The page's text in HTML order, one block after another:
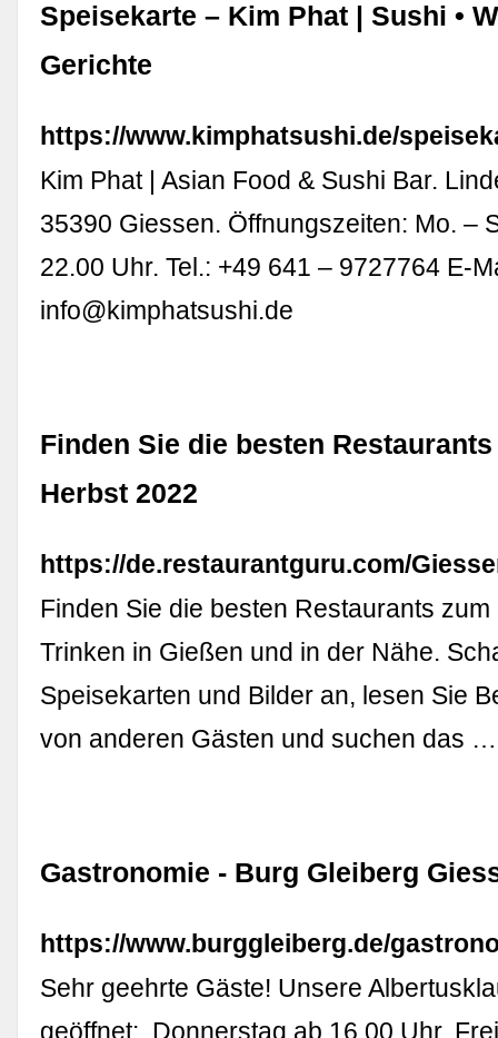
Speisekarte – Kim Phat | Sushi •
Gerichte
https://www.kimphatsushi.de/
Kim Phat | Asian Food & Sushi Bar.
35390 Giessen. Öffnungszeiten: Mo. –
22.00 Uhr. Tel.: +49 641 – 9727764 E-
info@kimphatsushi.de
Finden Sie die besten
Herbst 2022
https://de.restaurantguru.com/
Finden Sie die besten Restaurants
Trinken in Gießen und in der Nähe.
Speisekarten und Bilder an, lesen Sie
von anderen Gästen und suchen das …
Gastronomie - Burg Gleiberg
https://www.burggleiberg.de/
Sehr geehrte Gäste! Unsere
geöffnet:. Donnerstag ab 16.00 Uhr.